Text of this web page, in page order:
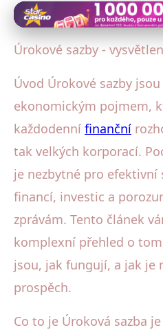
Úrokové sazby a jejich vliv
Úrokové sazby -
31. 10. 2025
Úrokové sazby -
Úvod Úrokové sazby
ekonomickým pojmem,
každodenní finanční
tak velkých korporací.
je nezbytné pro efektivní
financí, investic a
zprávám. Tento článek
komplexní přehled o
jsou, jak fungují, a jak je
prospěch.
Co to je Úroková sazba